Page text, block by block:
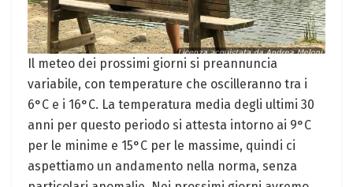
Il meteo dei prossimi giorni si ⁣preannuncia
variabile, con temperature che ⁣oscilleranno⁢ tra i
6°C e i 16°C. La temperatura media degli ultimi 30
anni per questo periodo si attesta ⁣intorno ai ‍9°C
per le minime e 15°C per⁢ le massime, quindi ci​
aspettiamo‌ un andamento nella norma, senza